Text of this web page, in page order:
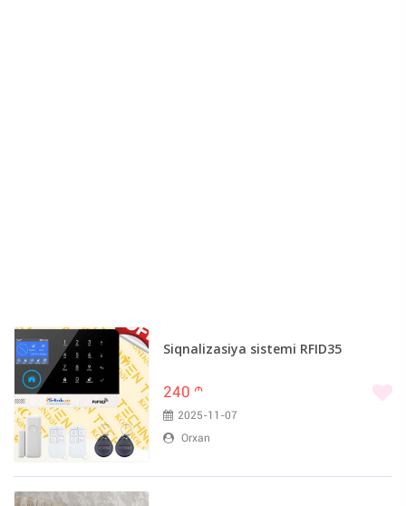
Siqnalizasiya sistemi RFID35
240 m
2025-11-07
Orxan